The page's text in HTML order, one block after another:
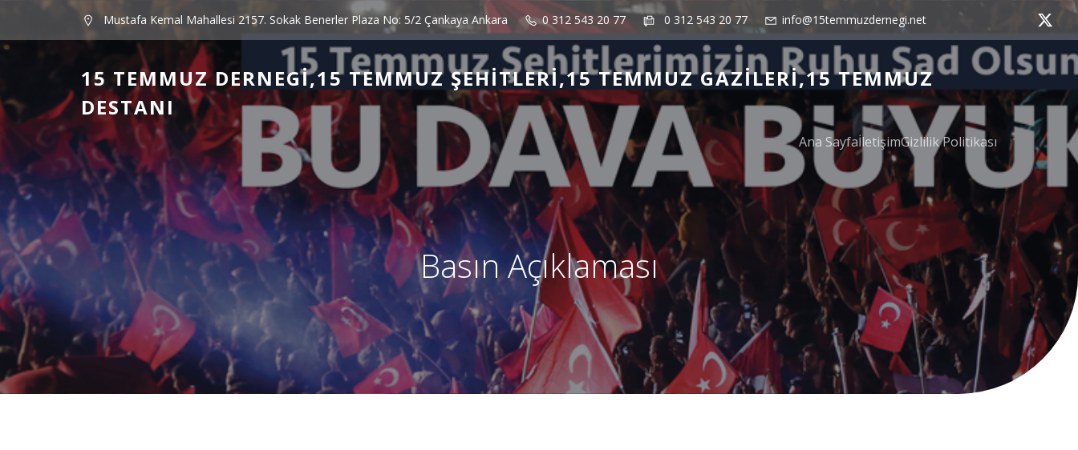
Mustafa Kemal Mahallesi 2157. Sokak Benerler Plaza No: 5/2 Çankaya Ankara 0 312 543 20 77 0 312 543 20 77 info@15temmuzdernegi.net
15 TEMMUZ DERNEGI,15 TEMMUZ ŞEHITLERI,15 TEMMUZ GAZILERI,15 TEMMUZ
DESTANI
Ana SayfaİletişimGizlilik Politikası
Basın Açıklaması